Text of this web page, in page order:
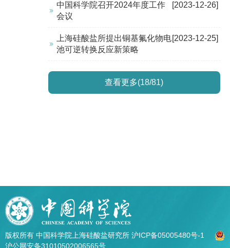
[2023-12-26]
中国科学院召开2024年度工作
会议
[2023-12-25]
上海硅酸盐所提出铜基氟化物电
池可逆转换反应新策略
查看更多(18/81)
版权所有 中国科学院上海硅酸盐研究所 沪ICP备05005480号-1
沪公网安备31010502006565号